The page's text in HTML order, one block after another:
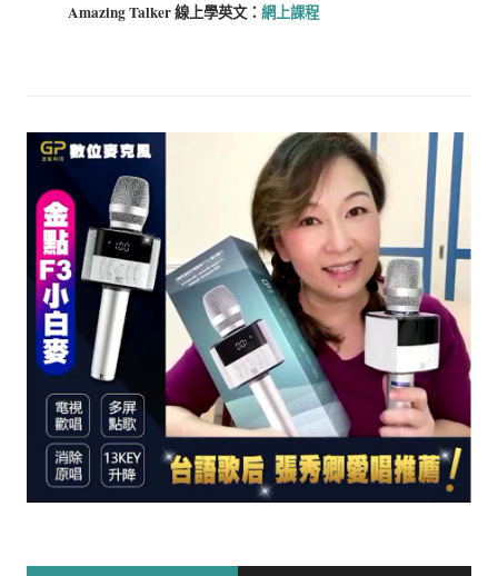
Amazing Talker 線上學英文： 網上課程